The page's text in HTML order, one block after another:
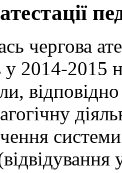
чергова
у 2014-2015